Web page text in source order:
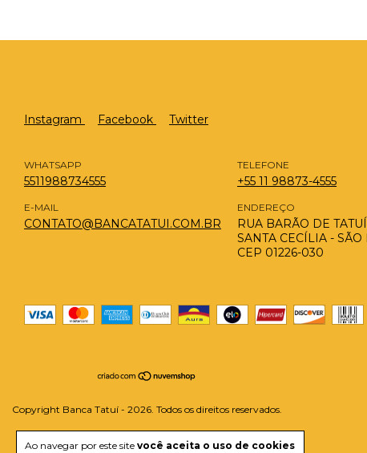
Ao navegar por este site você aceita o uso de cookies
Instagram Facebook Twitter
WHATSAPP
5511988734555
TELEFONE
+55 11 98873-4555
E-MAIL
CONTATO@BANCATATUI.COM.BR
ENDEREÇO
RUA BARÃO DE
SANTA CECÍLIA - SÃO
CEP 01226-030
Copyright Banca Tatuí - 2026. Todos os direitos reservados.